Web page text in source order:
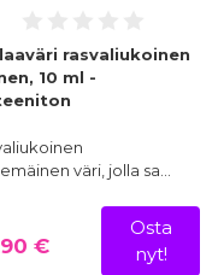
rasvaliukoinen
10 ml -
väri, jolla sa…
€
Osta
nyt!